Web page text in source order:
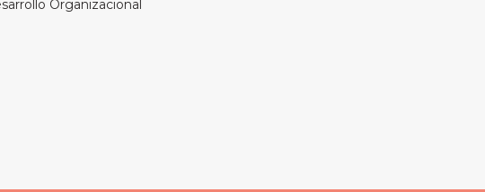
Organizacional